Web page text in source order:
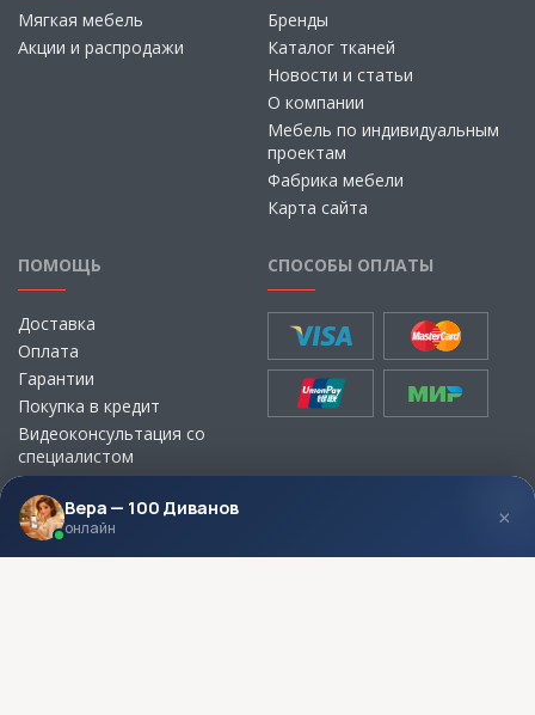
Мягкая мебель
Акции и распродажи
Бренды
Каталог тканей
Новости и статьи
О компании
Мебель по индивидуальным
проектам
Фабрика мебели
Карта сайта
ПОМОЩЬ
Доставка
Оплата
Гарантии
Покупка в кредит
Видеоконсультация со
специалистом
Выбор ткани для мебели без
визита в магазин
СПОСОБЫ ОПЛАТЫ
МЫ В СОЦСЕТЯХ КОНТАКТЫ
Вера — 100 Диванов
онлайн ×